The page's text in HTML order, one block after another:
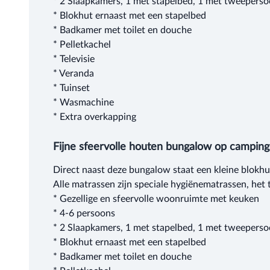
* Blokhut ernaast met een stapelbed
* Badkamer met toilet en douche
* Pelletkachel
* Televisie
* Veranda
* Tuinset
* Wasmachine
* Extra overkapping
Fijne sfeervolle houten bungalow op
Direct naast deze bungalow staat een kleine
Alle matrassen zijn speciale hygiënematrassen,
* Gezellige en sfeervolle woonruimte met keuken
* 4-6 persoons
* 2 Slaapkamers, 1 met stapelbed, 1 met
* Blokhut ernaast met een stapelbed
* Badkamer met toilet en douche